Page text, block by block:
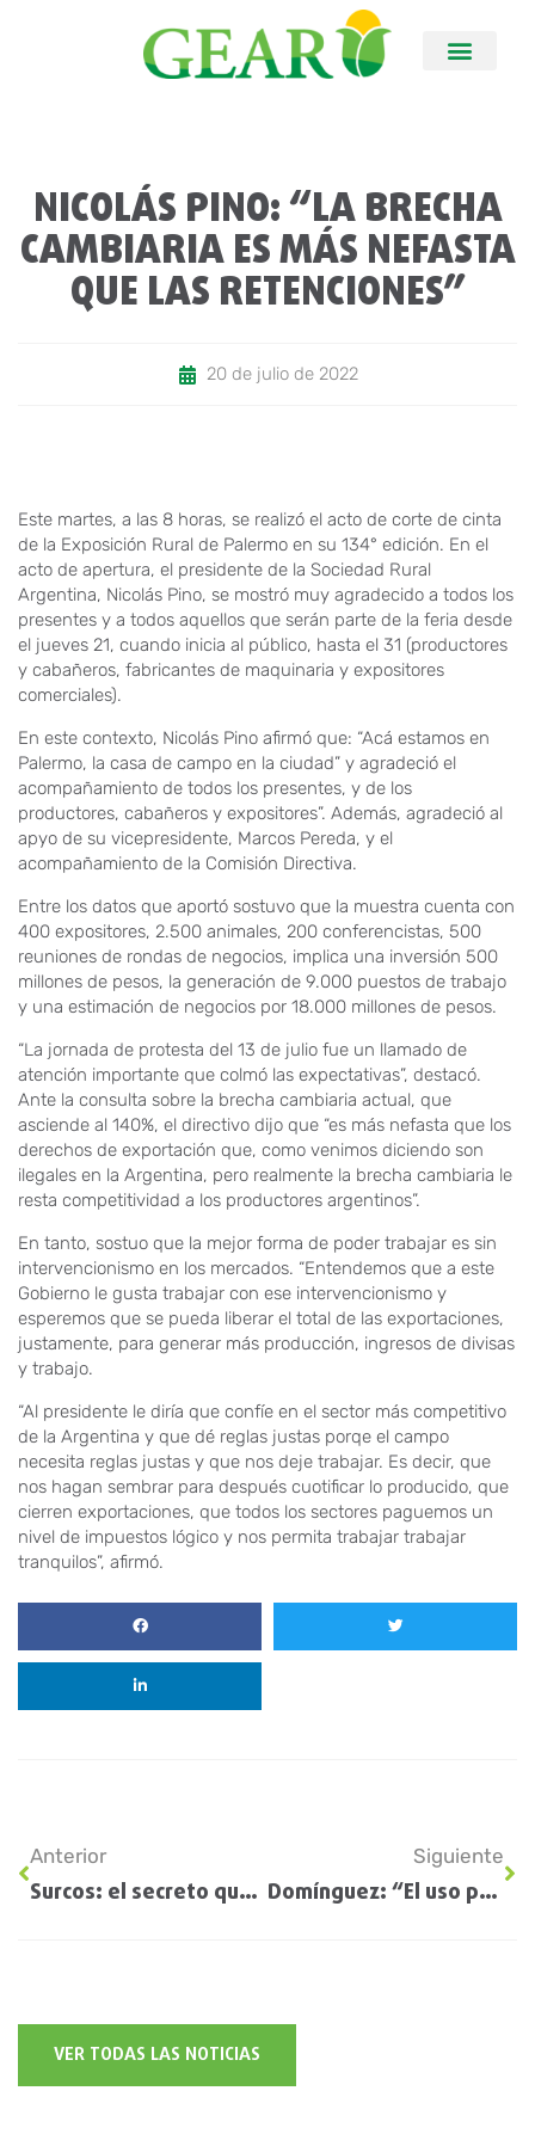
NICOLÁS PINO: “LA BRECHA
CAMBIARIA ES MÁS NEFASTA
QUE LAS RETENCIONES”
20 de julio de 2022
Este martes, a las 8 horas, se realizó el acto de corte de cinta
de la Exposición Rural de Palermo en su 134° edición. En el
acto de apertura, el presidente de la Sociedad Rural
Argentina, Nicolás Pino, se mostró muy agradecido a todos los
presentes y a todos aquellos que serán parte de la feria desde
el jueves 21, cuando inicia al público, hasta el 31 (productores
y cabañeros, fabricantes de maquinaria y expositores
comerciales).
En este contexto, Nicolás Pino afirmó que: “Acá estamos en
Palermo, la casa de campo en la ciudad” y agradeció el
acompañamiento de todos los presentes, y de los
productores, cabañeros y expositores”. Además, agradeció al
apyo de su vicepresidente, Marcos Pereda, y el
acompañamiento de la Comisión Directiva.
Entre los datos que aportó sostuvo que la muestra cuenta con
400 expositores, 2.500 animales, 200 conferencistas, 500
reuniones de rondas de negocios, implica una inversión 500
millones de pesos, la generación de 9.000 puestos de trabajo
y una estimación de negocios por 18.000 millones de pesos.
“La jornada de protesta del 13 de julio fue un llamado de
atención importante que colmó las expectativas”, destacó.
Ante la consulta sobre la brecha cambiaria actual, que
asciende al 140%, el directivo dijo que “es más nefasta que los
derechos de exportación que, como venimos diciendo son
ilegales en la Argentina, pero realmente la brecha cambiaria le
resta competitividad a los productores argentinos”.
En tanto, sostuo que la mejor forma de poder trabajar es sin
intervencionismo en los mercados. “Entendemos que a este
Gobierno le gusta trabajar con ese intervencionismo y
esperemos que se pueda liberar el total de las exportaciones,
justamente, para generar más producción, ingresos de divisas
y trabajo.
“Al presidente le diría que confíe en el sector más competitivo
de la Argentina y que dé reglas justas porqe el campo
necesita reglas justas y que nos deje trabajar. Es decir, que
nos hagan sembrar para después cuotificar lo producido, que
cierren exportaciones, que todos los sectores paguemos un
nivel de impuestos lógico y nos permita trabajar trabajar
tranquilos”, afirmó.
Anterior
Surcos: el secreto que incrementa el rinde del trigo en 250 kg/ha
Siguiente
Domínguez: “El uso propio de semillas no puede ser gratuito”
VER TODAS LAS NOTICIAS